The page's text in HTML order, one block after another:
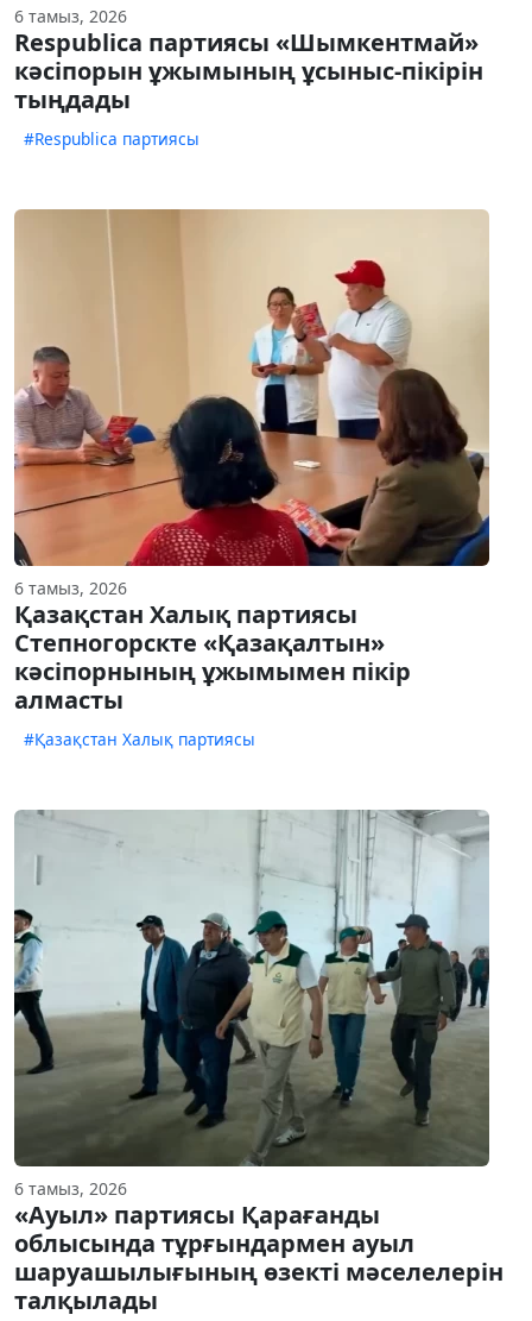
6 тамыз, 2026
Respublica партиясы «Шымкентмай»
кәсіпорын ұжымының ұсыныс-пікірін
тыңдады
#Respublica партиясы
6 тамыз, 2026
Қазақстан Халық партиясы
Степногорскте «Қазақалтын»
кәсіпорнының ұжымымен пікір
алмасты
#Қазақстан Халық партиясы
6 тамыз, 2026
«Ауыл» партиясы Қарағанды
облысында тұрғындармен ауыл
шаруашылығының өзекті мәселелерін
талқылады